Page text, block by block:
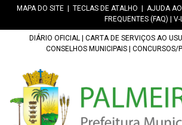
MAPA DO SITE TECLAS DE ATALHO
AJUDA
FREQUENTES (FAQ)
V-
DIÁRIO OFICIAL CARTA DE SERVIÇOS AO
CONSELHOS MUNICIPAIS
CONCURSOS/